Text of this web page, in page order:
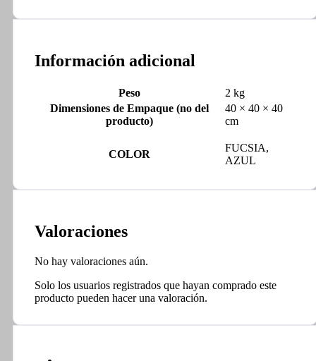
Información adicional
Peso
2 kg
Dimensiones de Empaque (no del
producto)
40 × 40 × 40
cm
COLOR
FUCSIA,
AZUL
Valoraciones
No hay valoraciones aún.
Solo los usuarios registrados que hayan comprado este
producto pueden hacer una valoración.